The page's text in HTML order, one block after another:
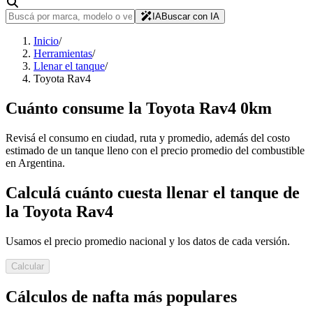
IABuscar con IA
Inicio/
Herramientas/
Llenar el tanque/
Toyota Rav4
Cuánto consume la Toyota Rav4 0km
Revisá el consumo en ciudad, ruta y promedio, además del costo
estimado de un tanque lleno con el precio promedio del combustible
en Argentina.
Calculá cuánto cuesta llenar el tanque de
la Toyota Rav4
Usamos el precio promedio nacional y los datos de cada versión.
Calcular
Cálculos de nafta más populares